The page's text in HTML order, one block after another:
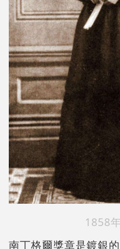
1858
南丁格爾獎章是鍍銀